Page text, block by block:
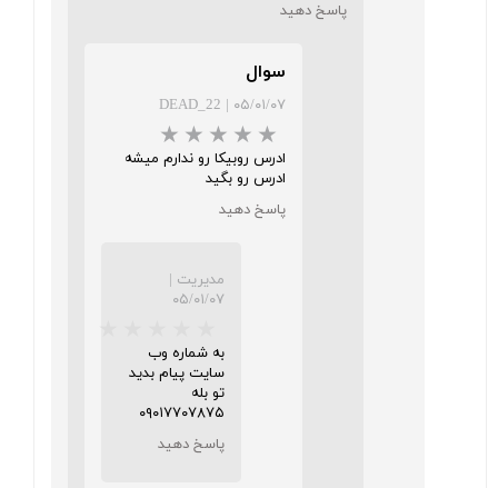
★ ★★
پاسخ دهید
سوال
DEAD_22 | ۰۵/۰۱/۰۷
ادرس روبیکا رو ندارم میشه
ادرس رو بگید
پاسخ دهید
مدیریت |
۰۵/۰۱/۰۷
به شماره وب
سایت پیام بدید
تو بله
۰۹۰۱۷۷۰۷۸۷۵
پاسخ دهید